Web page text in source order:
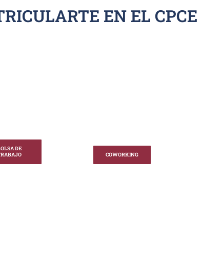
EN EL CPCE
DE
COWORKING